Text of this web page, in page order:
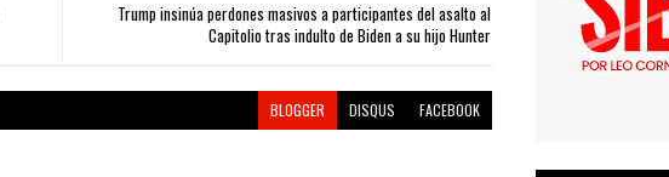
Trump insinúa perdones masivos a participantes del asalto al
Capitolio tras indulto de Biden a su hijo Hunter
BLOGGER DISQUS FACEBOOK